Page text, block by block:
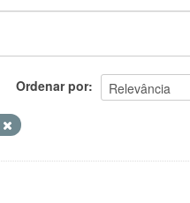
Ordenar por